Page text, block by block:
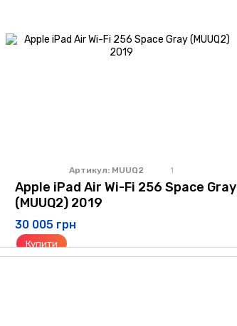
Артикул: MUUQ2 1
Apple iPad Air Wi-Fi 256 Space Gray
(MUUQ2) 2019
30 005 грн
Купити